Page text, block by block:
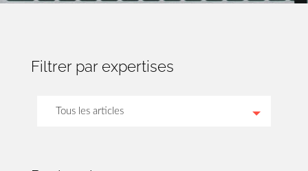
Filtrer par expertises
Tous les articles